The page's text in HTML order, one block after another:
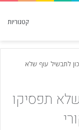
קטגוריות
לתבשיל עוף שלא
תפסיקו